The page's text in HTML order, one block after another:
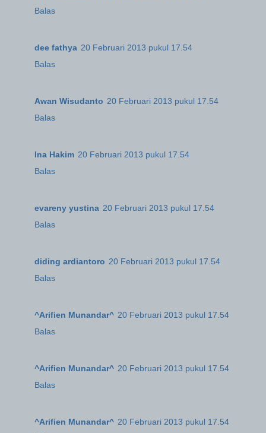
Balas
dee fathya 20 Februari 2013 pukul 17.54
Balas
Awan Wisudanto 20 Februari 2013 pukul 17.54
Balas
Ina Hakim 20 Februari 2013 pukul 17.54
Balas
evareny yustina 20 Februari 2013 pukul 17.54
Balas
diding ardiantoro 20 Februari 2013 pukul 17.54
Balas
^Arifien Munandar^ 20 Februari 2013 pukul 17.54
Balas
^Arifien Munandar^ 20 Februari 2013 pukul 17.54
Balas
^Arifien Munandar^ 20 Februari 2013 pukul 17.54